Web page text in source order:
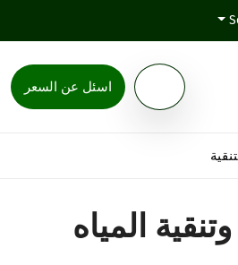
اسئل عن السعر
المياه